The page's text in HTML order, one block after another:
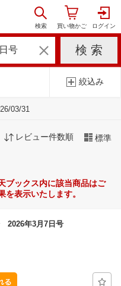
絞込み
03/31
レビュー件数順 標準
ブックス内に該当商品はご
表示いたします。
2026年3月7日号